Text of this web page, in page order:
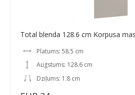
Total blenda 128.6 cm Korpusa
Platums: 58.5 cm
Augstums: 128.6 cm
Dziļums: 1.8 cm